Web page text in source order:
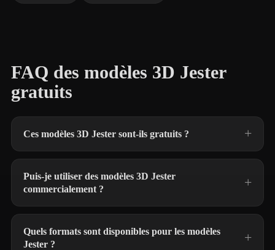
FAQ des modèles 3D Jester
gratuits
Ces modèles 3D Jester sont-ils gratuits ?
Puis-je utiliser des modèles 3D Jester
commercialement ?
Quels formats sont disponibles pour les modèles
Jester ?